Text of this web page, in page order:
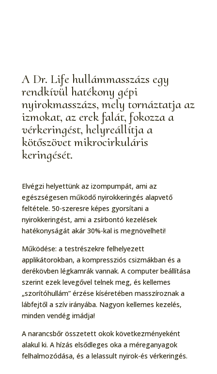
A Dr. Life hullámmasszázs egy
rendkívül hatékony gépi
nyirokmasszázs, mely tornáztatja az
izmokat, az erek falát, fokozza a
vérkeringést, helyreállítja a
kötőszövet mikrocirkuláris
keringését.
Elvégzi helyettünk az izompumpát, ami az
egészségesen működő nyirokkeringés alapvető
feltétele. 50-szeresre képes gyorsítani a
nyirokkeringést, ami a zsírbontó kezelések
hatékonyságát akár 30%-kal is megnövelheti!
Működése: a testrészekre felhelyezett
applikátorokban, a kompressziós csizmákban és a
derékövben légkamrák vannak. A computer beállítása
szerint ezek levegővel telnek meg, és kellemes
„szorítóhullám” érzése kíséretében masszíroznak a
lábfejtől a szív irányába. Nagyon kellemes kezelés,
minden vendég imádja!
A narancsbőr összetett okok következményeként
alakul ki. A hízás elsődleges oka a méreganyagok
felhalmozódása, és a lelassult nyirok-és vérkeringés.